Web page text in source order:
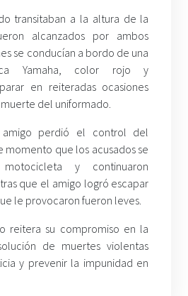
transitaban a la altura de la
alcanzados por ambos
se conducían a bordo de una
Yamaha, color rojo y
en reiteradas ocasiones
del uniformado.
perdió el control del
momento que los acusados se
y continuaron
que el amigo logró escapar
le provocaron fueron leves.
reitera su compromiso en la
de muertes violentas
y prevenir la impunidad en